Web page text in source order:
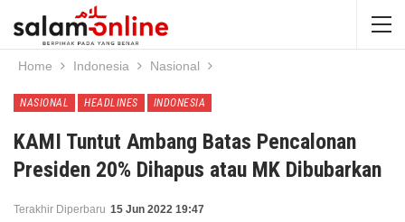
Home Indonesia Nasional
NASIONAL HEADLINES INDONESIA
KAMI Tuntut Ambang Batas Pencalonan
Presiden 20% Dihapus atau MK Dibubarkan
Terakhir Diperbaru 15 Jun 2022 19:47